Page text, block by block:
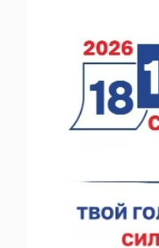
спортобъектов
07.08.2026 12:15
В Нижнем
Росгвардии
07.08.2026 12:04